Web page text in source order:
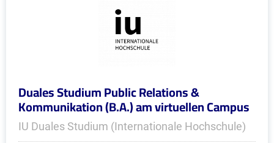
Duales Studium Public Relations &
Kommunikation (B.A.) am virtuellen Campus
IU Duales Studium (Internationale Hochschule)